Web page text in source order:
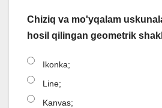
Chiziq va mo'yqalam
hosil qilingan geometrik
Ikonka;
Line;
Kanvas;